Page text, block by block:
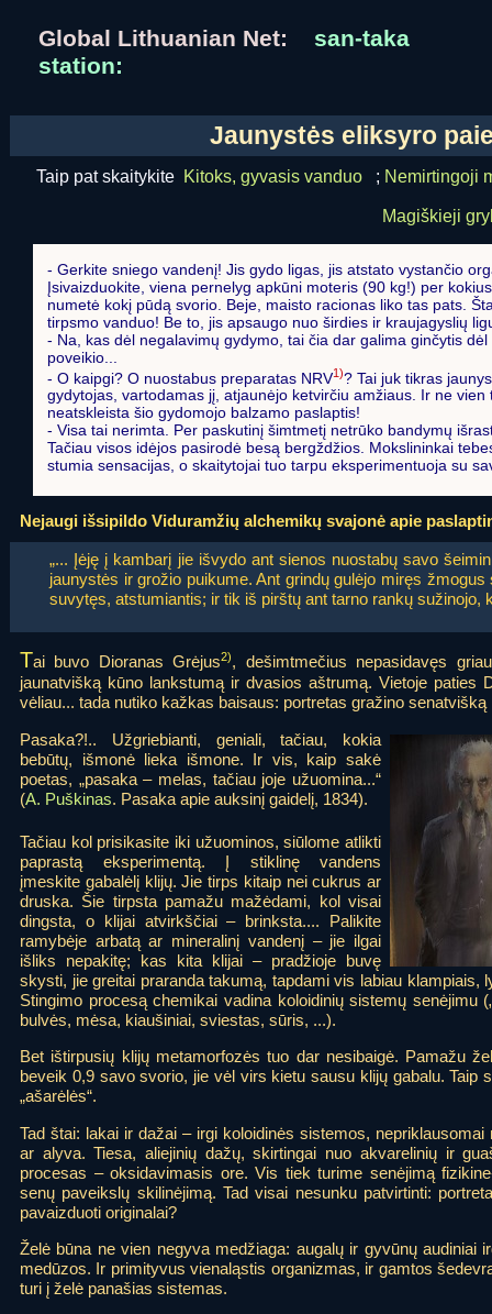
Global Lithuanian Net: san-taka
station:
Jaunystės eliksyro
Taip pat skaitykite Kitoks, gyvasis vanduo ; Nemirtingoji
Magiškieji
- Gerkite sniego vandenį! Jis gydo ligas, jis atstato vystančio
Įsivaizduokite, viena pernelyg apkūni moteris (90 kg!) per
numetė kokį pūdą svorio. Beje, maisto racionas liko tas pats.
tirpsmo vanduo! Be to, jis apsaugo nuo širdies ir kraujagyslių
- Na, kas dėl negalavimų gydymo, tai čia dar galima ginčytis
poveikio...
- O kaipgi? O nuostabus preparatas NRV1)? Tai juk tikras
gydytojas, vartodamas jį, atjaunėjo ketvirčiu amžiaus. Ir ne
neatskleista šio gydomojo balzamo paslaptis!
- Visa tai nerimta. Per paskutinį šimtmetį netrūko bandymų
Tačiau visos idėjos pasirodė besą bergždžios. Mokslininkai
stumia sensacijas, o skaitytojai tuo tarpu eksperimentuoja su
Nejaugi išsipildo Viduramžių alchemikų svajonė apie
„... Įėję į kambarį jie išvydo ant sienos nuostabų savo
jaunystės ir grožio puikume. Ant grindų gulėjo miręs
suvytęs, atstumiantis; ir tik iš pirštų ant tarno rankų sužinojo,
Tai buvo Dioranas Grėjus2), dešimtmečius nepasidavęs
jaunatvišką kūno lankstumą ir dvasios aštrumą. Vietoje paties
vėliau... tada nutiko kažkas baisaus: portretas gražino
Pasaka?!.. Užgriebianti, geniali, tačiau, kokia
bebūtų, išmonė lieka išmone. Ir vis, kaip sakė
poetas, „pasaka – melas, tačiau joje užuomina...“
(A. Puškinas. Pasaka apie auksinį gaidelį, 1834).
Tačiau kol prisikasite iki užuominos, siūlome atlikti
paprastą eksperimentą. Į stiklinę vandens
įmeskite gabalėlį klijų. Jie tirps kitaip nei cukrus ar
druska. Šie tirpsta pamažu mažėdami, kol visai
dingsta, o klijai atvirkščiai – brinksta.... Palikite
ramybėje arbatą ar mineralinį vandenį – jie ilgai
išliks nepakitę; kas kita klijai – pradžioje buvę
skysti, jie greitai praranda takumą, tapdami vis labiau klampiais,
Stingimo procesą chemikai vadina koloidinių sistemų senėjimu
bulvės, mėsa, kiaušiniai, sviestas, sūris, ...).
Bet ištirpusių klijų metamorfozės tuo dar nesibaigė. Pamažu
beveik 0,9 savo svorio, jie vėl virs kietu sausu klijų gabalu. Taip
„ašarėlės“.
Tad štai: lakai ir dažai – irgi koloidinės sistemos,
ar alyva. Tiesa, aliejinių dažų, skirtingai nuo akvarelinių ir
procesas – oksidavimasis ore. Vis tiek turime senėjimą
senų paveikslų skilinėjimą. Tad visai nesunku patvirtinti:
pavaizduoti originalai?
Želė būna ne vien negyva medžiaga: augalų ir gyvūnų audiniai
medūzos. Ir primityvus vienaląstis organizmas, ir gamtos
turi į želė panašias sistemas.